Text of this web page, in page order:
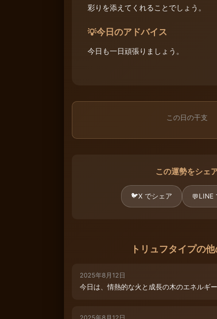
彩りを添えてくれることでしょう。
💡今日のアドバイス
今日も一日頑張りましょう。
この日の干支
この運勢をシェ
🐦X でシェア 💬LINE
トリュフタイプの
2025年8月12日
今日は、情熱的な火と成長の木のエネルギ